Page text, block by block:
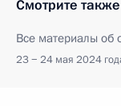
Смотрите также
Все материалы об
23 − 24 мая 2024